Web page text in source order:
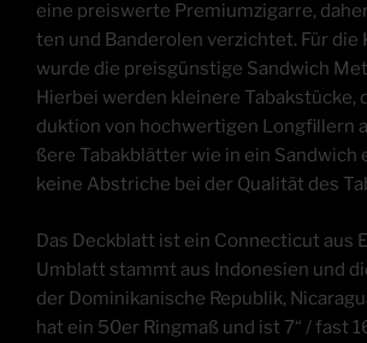
eine preis­wer­te Pre­mi­um­zi­gar­re,
ten und Ban­de­ro­len ver­zich­tet. Für die
wur­de die preis­güns­ti­ge Sand­wich
Hier­bei wer­den klei­ne­re Tabak­stü­cke,
duk­ti­on von hoch­wer­ti­gen Longfil­lern
ße­re Tabak­blät­ter wie in ein Sand­wich
kei­ne Abstri­che bei der Qua­li­tät des
Das Deck­blatt ist ein Con­nec­ti­cut aus
Umblatt stammt aus Indo­ne­si­en und
der Domi­ni­ka­ni­sche Repu­blik,
hat ein 50er Ring­maß und ist 7“ / fast